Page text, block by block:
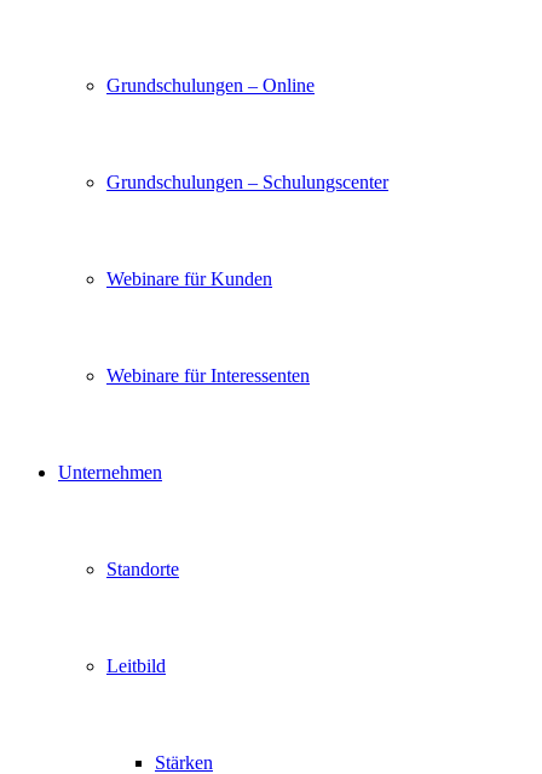
Grundschulungen – Online
Grundschulungen – Schulungscenter
Webinare für Kunden
Webinare für Interessenten
Unternehmen
Standorte
Leitbild
Stärken